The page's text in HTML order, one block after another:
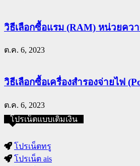
วิธีเลือกซื้อแรม (RAM) หน่วยคว
ต.ค. 6, 2023
วิธีเลือกซื้อเครื่องสำรองจ่ายไฟ
ต.ค. 6, 2023
โปรเน็ตแบบเติมเงิน
โปรเน็ตทรู
โปรเน็ต ais